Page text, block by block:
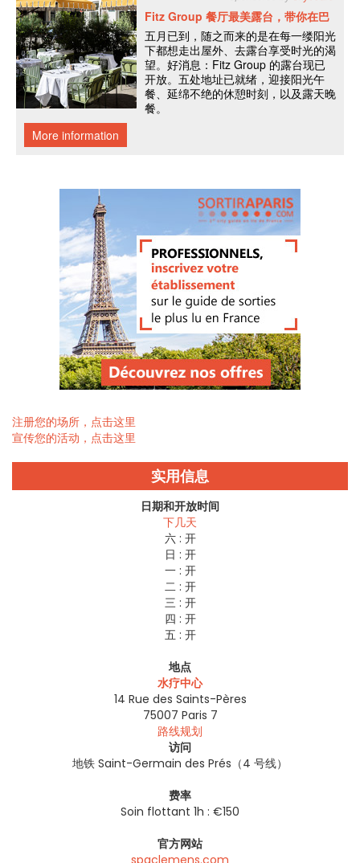
注册您的场所，点击这里
宣传您的活动，点击这里
实用信息
日期和开放时间
下几天
六 : 开
日 : 开
一 : 开
二 : 开
三 : 开
四 : 开
五 : 开
地点
水疗中心
14 Rue des Saints-Pères
75007 Paris 7
路线规划
访问
地铁 Saint-Germain des Prés（4 号线）
费率
Soin flottant 1h : €150
官方网站
spaclemens.com